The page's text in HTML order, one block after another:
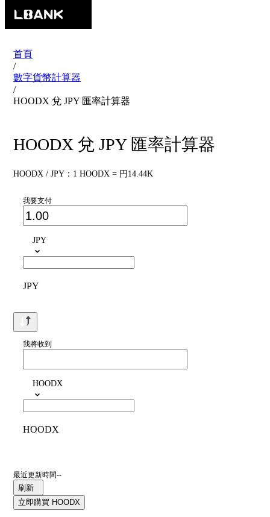
首頁
/
數字貨幣計算器
/
HOODX 兌 JPY 匯率計算器
HOODX 兌 JPY 匯率計算器
HOODX / JPY：1 HOODX = 円14.44K
我要支付
JPY
JPY
我將收到
HOODX
HOODX
最近更新時間--
刷新
立即購買 HOODX